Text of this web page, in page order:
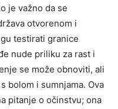
je važno da se
otvorenom i
testirati granice
nude priliku za rast i
se može obnoviti, ali
bolom i sumnjama. Ova
pitanje o očinstvu; ona